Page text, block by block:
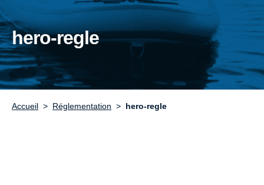
hero-regle
Accueil Réglementation hero-regle